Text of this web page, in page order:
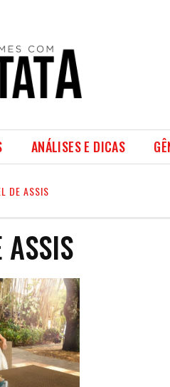
ANÁLISES E DICAS
DE ASSIS
ASSIS